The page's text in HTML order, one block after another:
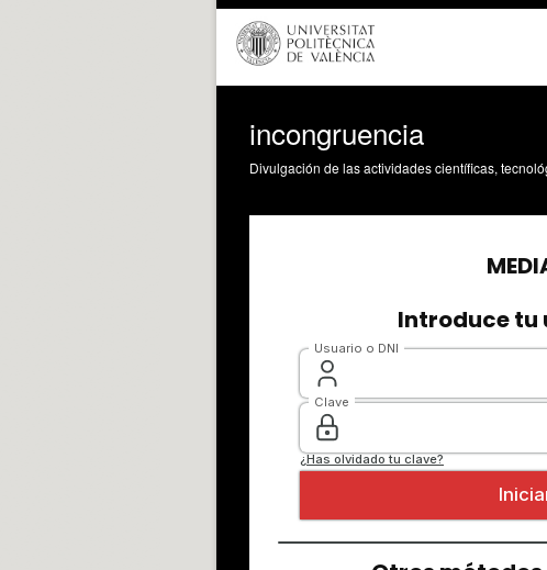
incongruencia
Divulgación de las actividades científicas,